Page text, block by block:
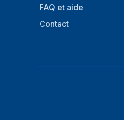
FAQ et aide
Contact